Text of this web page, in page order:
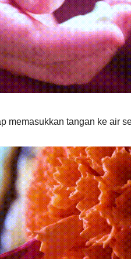
memasukkan tangan ke air